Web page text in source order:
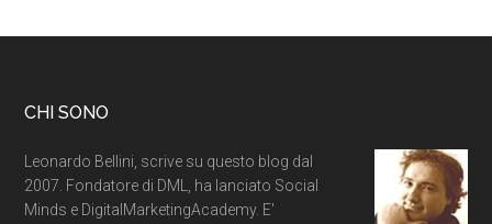
CHI SONO
Leonardo Bellini, scrive su questo blog dal
2007. Fondatore di DML, ha lanciato Social
Minds e DigitalMarketingAcademy. E'